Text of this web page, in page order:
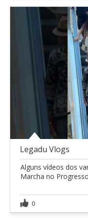
Legadu Vlogs
Alguns vídeos dos
Marcha no
0